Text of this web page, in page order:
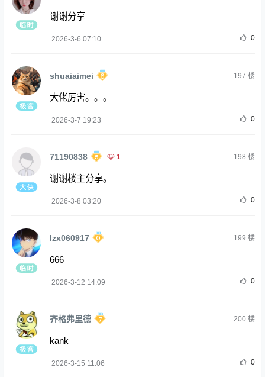
谢谢分享
2026-3-6 07:10 0
shuaiaimei 197 楼
大佬厉害。。。
2026-3-7 19:23 0
71190838 1 198 楼
谢谢楼主分享。
2026-3-8 03:20 0
lzx060917 199 楼
666
2026-3-12 14:09 0
齐格弗里德 200楼
kank
2026-3-15 11:06 0